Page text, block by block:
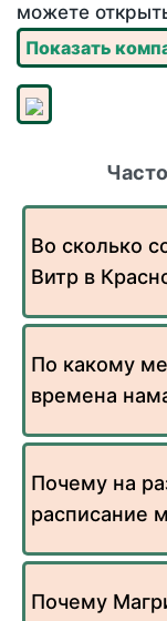
можете
Показать
Во сколько
Витр в
По какому
времена
Почему на
расписание
Почему